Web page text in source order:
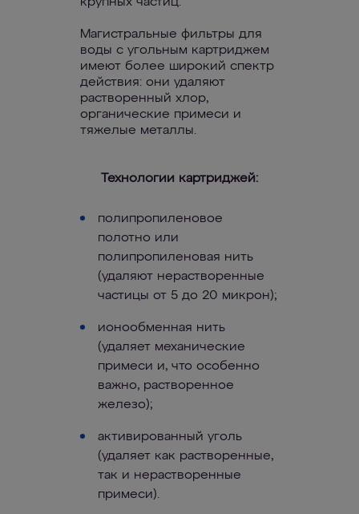
Магистральные фильтры для
воды с угольным картриджем
имеют более широкий спектр
действия: они удаляют
растворенный хлор,
органические примеси и
тяжелые металлы.
Технологии картриджей:
полипропиленовое
полотно или
полипропиленовая нить
(удаляют нерастворенные
частицы от 5 до 20 микрон);
ионообменная нить
(удаляет механические
примеси и, что особенно
важно, растворенное
железо);
активированный уголь
(удаляет как растворенные,
так и нерастворенные
примеси).